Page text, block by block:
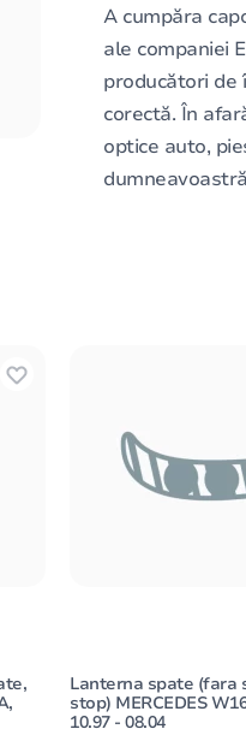
A cumpăra
ale companiei
producători de
corectă. În
optice auto,
Lanterna spate (fara
stop) MERCEDES
10.97 - 08.04